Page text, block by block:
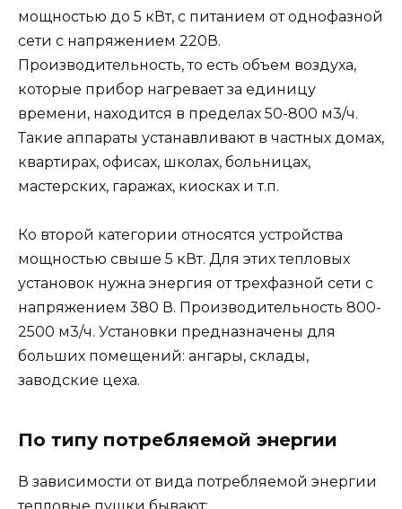
мощностью до 5 кВт, с питанием от однофазной
сети с напряжением 220В.
Производительность, то есть объем воздуха,
которые прибор нагревает за единицу
времени, находится в пределах 50-800 м3/ч.
Такие аппараты устанавливают в частных домах,
квартирах, офисах, школах, больницах,
мастерских, гаражах, киосках и т.п.
Ко второй категории относятся устройства
мощностью свыше 5 кВт. Для этих тепловых
установок нужна энергия от трехфазной сети с
напряжением 380 В. Производительность 800-
2500 м3/ч. Установки предназначены для
больших помещений: ангары, склады,
заводские цеха.
По типу потребляемой энергии
В зависимости от вида потребляемой энергии